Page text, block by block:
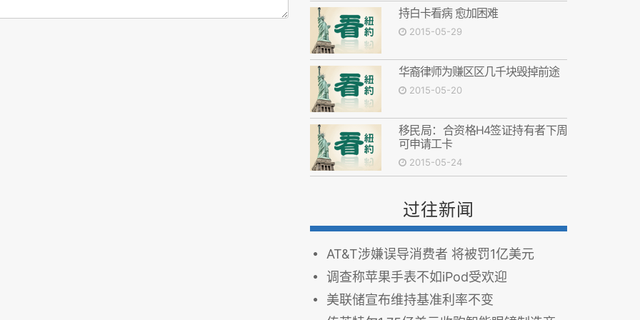
持白卡看病 愈加困难
2015-05-29
华裔律师为赚区区几千块毁掉前途
2015-05-20
移民局：合资格H4签证持有者下周
可申请工卡
2015-05-24
过往新闻
AT&T涉嫌误导消费者 将被罚1亿美元
调查称苹果手表不如iPod受欢迎
美联储宣布维持基准利率不变